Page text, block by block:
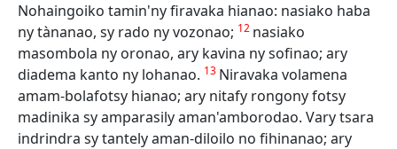
Nohaingoiko tamin'ny firavaka hianao: nasiako haba
ny tànanao, sy rado ny vozonao; 12 nasiako
masombola ny oronao, ary kavina ny sofinao; ary
diadema kanto ny lohanao. 13 Niravaka volamena
amam-bolafotsy hianao; ary nitafy rongony fotsy
madinika sy amparasily aman'amborodao. Vary tsara
indrindra sy tantely aman-diloilo no fihinanao; ary